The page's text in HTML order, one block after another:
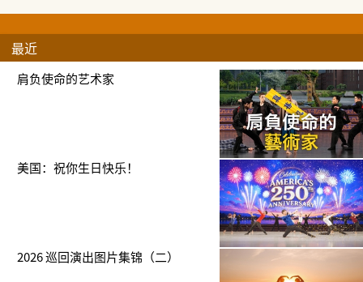
最近
肩负使命的艺术家
美国：祝你生日快乐！
2026 巡回演出图片集锦（二）